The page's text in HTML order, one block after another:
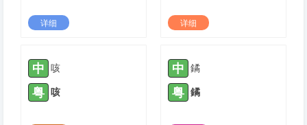
详细
详细
中 咳
粤 咳
中 鐍
粤 鐍